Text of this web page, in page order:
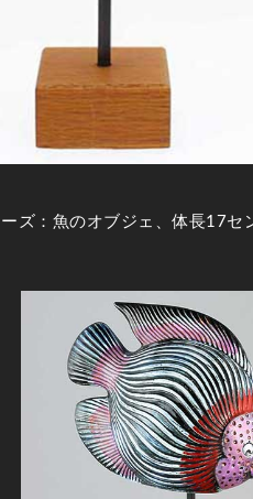
ズ：魚のオブジェ、体長17セ